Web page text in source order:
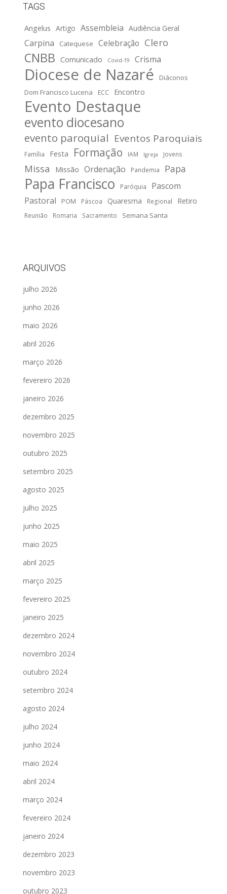
TAGS
Angelus Artigo Assembleia Audiência Geral
Carpina Catequese Celebração Clero
CNBB Comunicado Covid-19 Crisma
Diocese de Nazaré
Diáconos
Dom Francisco Lucena
ECC Encontro
Evento Destaque
evento diocesano
evento paroquial Eventos Paroquiais
Família Festa Formação IAM Igreja Jovens
Missa Missão Ordenação Pandemia Papa
Papa Francisco Paróquia
Pascom
Pastoral
POM Páscoa Quaresma Regional Retiro
Reunião Romaria Sacramento Semana Santa
ARQUIVOS
julho 2026
junho 2026
maio 2026
abril 2026
março 2026
fevereiro 2026
janeiro 2026
dezembro 2025
novembro 2025
outubro 2025
setembro 2025
agosto 2025
julho 2025
junho 2025
maio 2025
abril 2025
março 2025
fevereiro 2025
janeiro 2025
dezembro 2024
novembro 2024
outubro 2024
setembro 2024
agosto 2024
julho 2024
junho 2024
maio 2024
abril 2024
março 2024
fevereiro 2024
janeiro 2024
dezembro 2023
novembro 2023
outubro 2023